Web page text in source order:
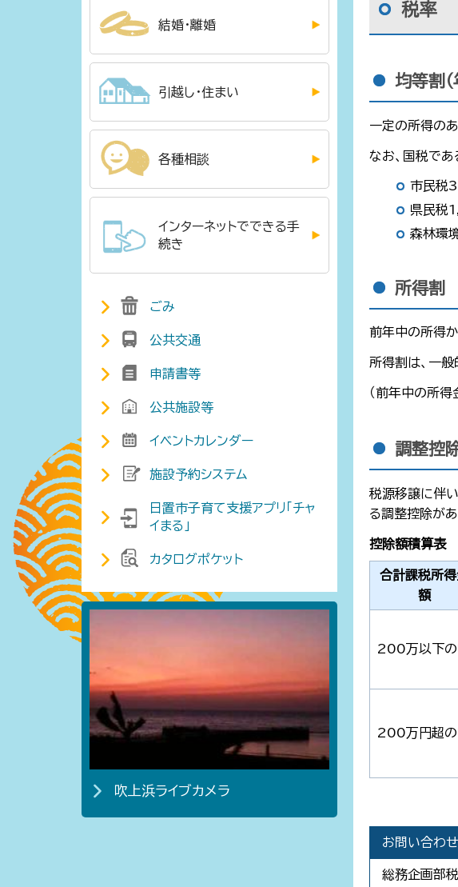
結婚・離婚
引越し・住まい
各種相談
インターネットでできる手
続き
ごみ
公共交通
申請書等
公共施設等
イベントカレンダー
施設予約システム
日置市子育て支援アプリ「チャ
イまる」
カタログポケット
吹上浜ライブカメラ
税率
均等割
一定の所得の
なお、国税であ
市民税
県民税
森林環
所得割
前年中の所得
所得割は、一
（前年中の所
調整控
税源移譲に伴
る調整控除があ
控除額積算表
合計課税所
額
200万以下
200万円超
お問い合わせ
総務企画部